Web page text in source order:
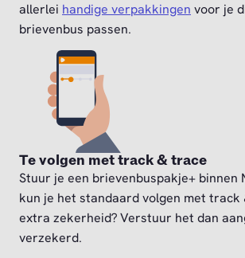
allerlei handige verpakkingen voor je
brievenbus passen.
Te volgen met track & trace
Stuur je een brievenbuspakje+ binnen
kun je het standaard volgen met track
extra zekerheid? Verstuur het dan
verzekerd.